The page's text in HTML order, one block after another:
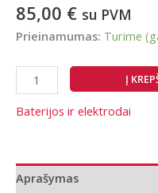
85,00 € su PVM
Prieinamumas: Turime
produkto
kiekis:
CardiAngel
PA-
1
Į
Baterijos ir elektrodai
Aprašymas